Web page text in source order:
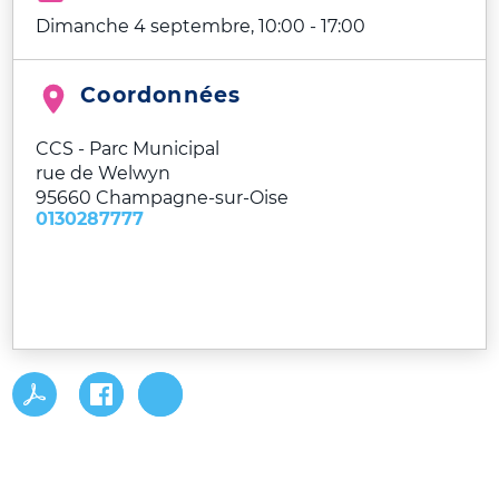
Dimanche 4 septembre, 10:00 -17:00
Coordonnées
CCS - Parc Municipal
rue de Welwyn
95660 Champagne-sur-Oise
0130287777